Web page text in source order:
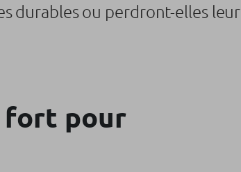
durables ou perdront-elles leur
fort pour